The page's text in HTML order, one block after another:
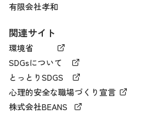
有限会社孝和
関連サイト
環境省
SDGsについて
とっとりSDGS
心理的安全な職場づくり宣言
株式会社BEANS